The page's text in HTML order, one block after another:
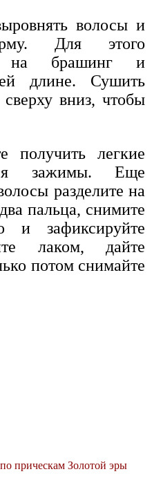
волосы и
Для этого
на брашинг и
длине. Сушить
вниз, чтобы
получить легкие
зажимы. Еще
разделите на
пальца, снимите
и зафиксируйте
лаком, дайте
потом снимайте
прическам Золотой эры